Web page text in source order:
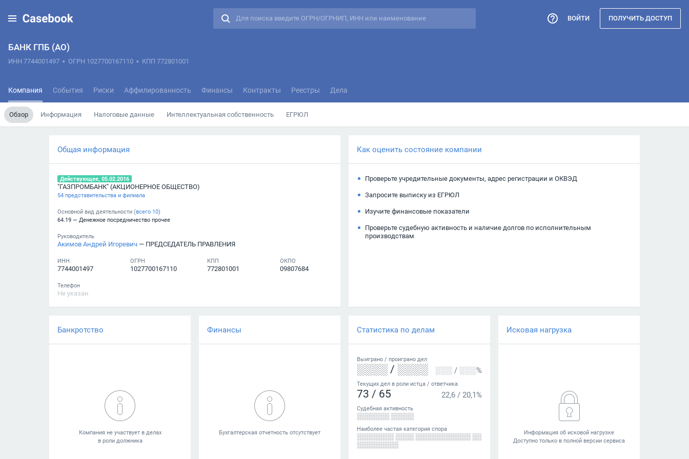
БАНК ГПБ (АО)
ИНН 7744001497 • ОГРН 1027700167110 • КПП 772801001
Компания События Риски Аффилированность Финансы Контракты Реестры Дела
Обзор Информация Налоговые данные Интеллектуальная собственность ЕГРЮЛ
ВОЙТИ ПОЛУЧИТЬ ДОСТУП
Общая информация
Действующее, 05.02.2016
"ГАЗПРОМБАНК" (АКЦИОНЕРНОЕ ОБЩЕСТВО)
54 представительства и филиала
Основной вид деятельности (всего 10)
64.19 — Денежное посредничество прочее
Руководитель
Акимов Андрей Игоревич — ПРЕДСЕДАТЕЛЬ ПРАВЛЕНИЯ
ИНН
7744001497
ОГРН
1027700167110
КПП
772801001
ОКПО
09807684
Телефон
Не указан
Как оценить состояние компании
Проверьте учредительные документы, адрес регистрации и ОКВЭД
Запросите выписку из ЕГРЮЛ
Изучите финансовые показатели
Проверьте судебную активность и наличие долгов по исполнительным
производствам
Банкротство Финансы Статистика по делам
Выиграно / проиграно дел
░░░░ / ░░░░ ░░░ / ░░░%
Текущих дел в роли истца / ответчика
73 / 65 22,6 / 20,1%
Судебная активность
░░░░░░░ ░░░░░
Наиболее частая категория спора
░░░░░░░░ ░░░░ ░░░░░░░░░░░░ ░░
░░░░░░░░░
Исковая нагрузка